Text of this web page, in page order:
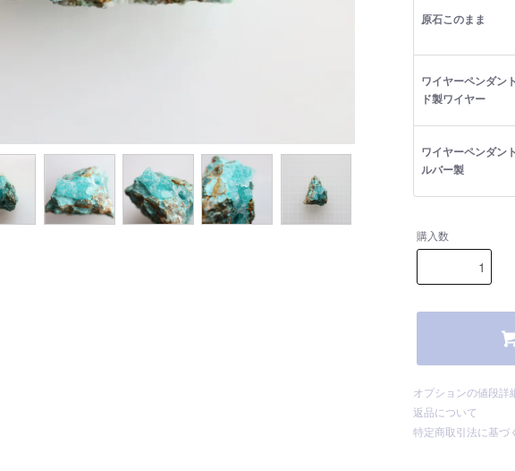
原石このまま
ワイヤーペンダン
ド製ワイヤー
ワイヤーペンダン
ルバー製
購入数
オプションの値段詳
返品について
特定商取引法に基づ